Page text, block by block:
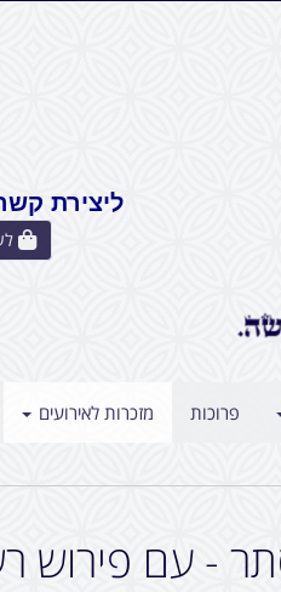
ליצירת קשר: 054-
פרוכות מזכרות לאירועים
- עם פירוש